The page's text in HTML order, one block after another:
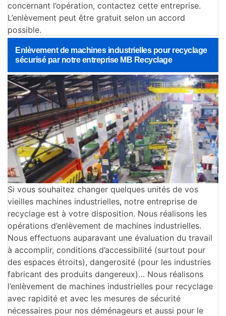
concernant l’opération, contactez cette entreprise.
L’enlèvement peut être gratuit selon un accord
possible.
Enlèvement de machines industrielles pour recyclage
sécurisé par notre entreprise MB Recyclage
Si vous souhaitez changer quelques unités de vos
vieilles machines industrielles, notre entreprise de
recyclage est à votre disposition. Nous réalisons les
opérations d’enlèvement de machines industrielles.
Nous effectuons auparavant une évaluation du travail
à accomplir, conditions d’accessibilité (surtout pour
des espaces étroits), dangerosité (pour les industries
fabricant des produits dangereux)… Nous réalisons
l’enlèvement de machines industrielles pour recyclage
avec rapidité et avec les mesures de sécurité
nécessaires pour nos déménageurs et aussi pour le